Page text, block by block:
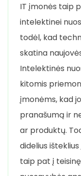
IT įmonės taip
intelektinei
todėl, kad
skatina
Intelektinės
kitomis
įmonėms, kad
pranašumą ir
ar produktų.
didelius
taip pat į